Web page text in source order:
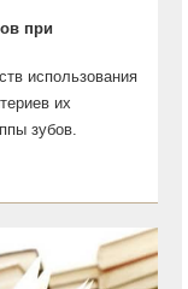
при
использования
их
зубов.